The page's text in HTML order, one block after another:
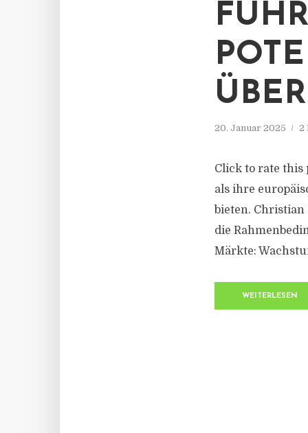
20. Januar 2025 2
Click to rate this
als ihre
bieten.
die
Märkte:
WEITERLESEN